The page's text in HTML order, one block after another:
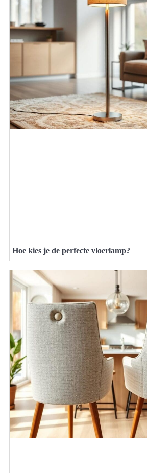
Hoe kies je de perfecte vloerlamp?